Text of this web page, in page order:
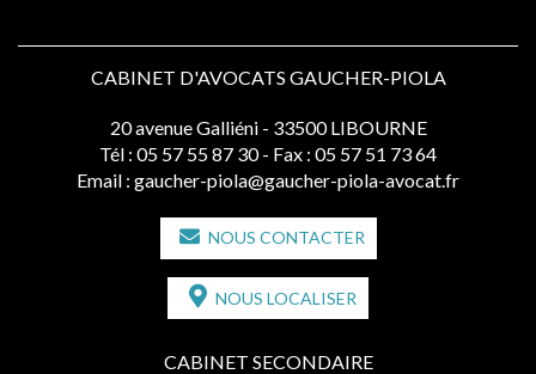
CABINET D'AVOCATS GAUCHER-PIOLA
20 avenue Galliéni - 33500 LIBOURNE
Tél : 05 57 55 87 30 - Fax : 05 57 51 73 64
Email : gaucher-piola@gaucher-piola-avocat.fr
NOUS CONTACTER
NOUS LOCALISER
CABINET SECONDAIRE